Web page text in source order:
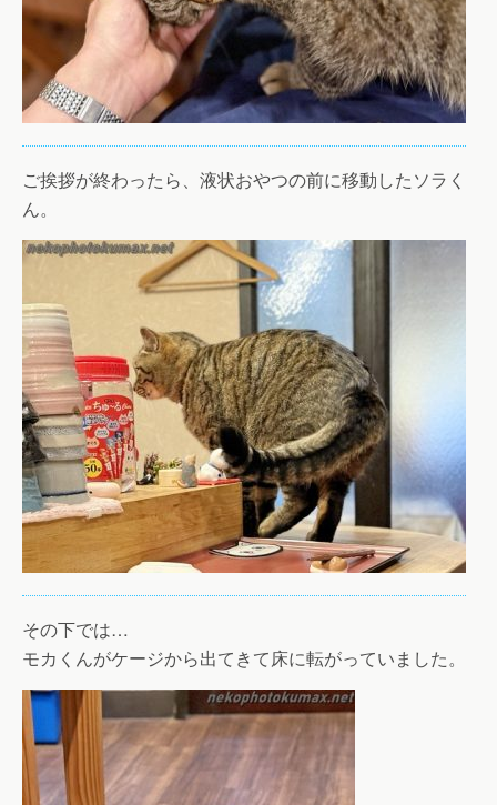
ご挨拶が終わったら、液状おやつの前に移動したソラく
ん。
その下では…
モカくんがケージから出てきて床に転がっていました。